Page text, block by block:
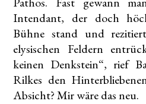
Intendant, der doch
Bühne stand und
elysischen Feldern
keinen Denkstein“, rief
Rilkes den
Absicht? Mir wäre das neu.